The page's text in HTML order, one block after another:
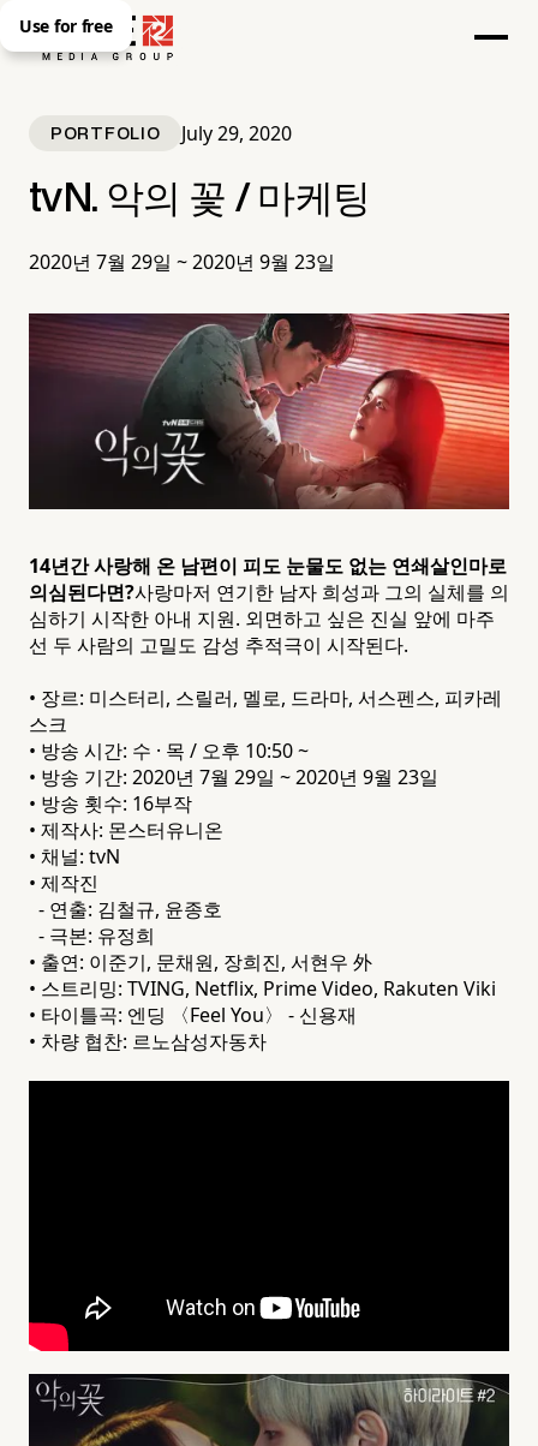
Use for free
PORTFOLIO July 29, 2020
tvN. 악의 꽃 / 마케팅
2020년 7월 29일 ~ 2020년 9월 23일
14년간 사랑해 온 남편이 피도 눈물도 없는 연쇄살인마로
의심된다면?사랑마저 연기한 남자 희성과 그의 실체를 의
심하기 시작한 아내 지원. 외면하고 싶은 진실 앞에 마주
선 두 사람의 고밀도 감성 추적극이 시작된다.
• 장르: 미스터리, 스릴러, 멜로, 드라마, 서스펜스, 피카레
스크
• 방송 시간: 수 · 목 / 오후 10:50 ~
• 방송 기간: 2020년 7월 29일 ~ 2020년 9월 23일
• 방송 횟수: 16부작
• 제작사: 몬스터유니온
• 채널: tvN
• 제작진
- 연출: 김철규, 윤종호
- 극본: 유정희
• 출연: 이준기, 문채원, 장희진, 서현우 外
• 스트리밍: TVING, Netflix, Prime Video, Rakuten Viki
• 타이틀곡: 엔딩 〈Feel You〉 - 신용재
• 차량 협찬: 르노삼성자동차